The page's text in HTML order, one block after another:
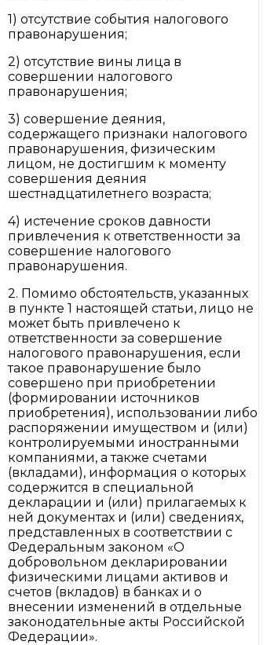
1) отсутствие события налогового
правонарушения;
2) отсутствие вины лица в
совершении налогового
правонарушения;
3) совершение деяния,
содержащего признаки налогового
правонарушения, физическим
лицом, не достигшим к моменту
совершения деяния
шестнадцатилетнего возраста;
4) истечение сроков давности
привлечения к ответственности за
совершение налогового
правонарушения.
2. Помимо обстоятельств, указанных
в пункте 1 настоящей статьи, лицо не
может быть привлечено к
ответственности за совершение
налогового правонарушения, если
такое правонарушение было
совершено при приобретении
(формировании источников
приобретения), использовании либо
распоряжении имуществом и (или)
контролируемыми иностранными
компаниями, а также счетами
(вкладами), информация о которых
содержится в специальной
декларации и (или) прилагаемых к
ней документах и (или) сведениях,
представленных в соответствии с
Федеральным законом «О
добровольном декларировании
физическими лицами активов и
счетов (вкладов) в банках и о
внесении изменений в отдельные
законодательные акты Российской
Федерации».